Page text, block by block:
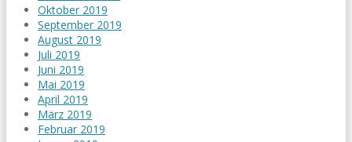
Oktober 2019
September 2019
August 2019
Juli 2019
Juni 2019
Mai 2019
April 2019
März 2019
Februar 2019